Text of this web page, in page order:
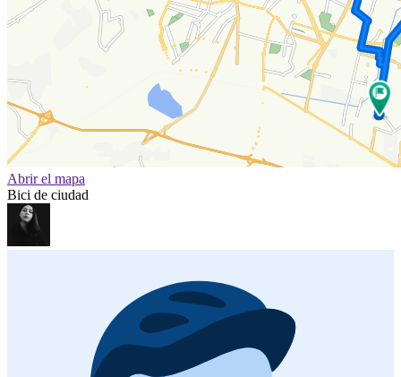
Abrir el mapa
Bici de ciudad